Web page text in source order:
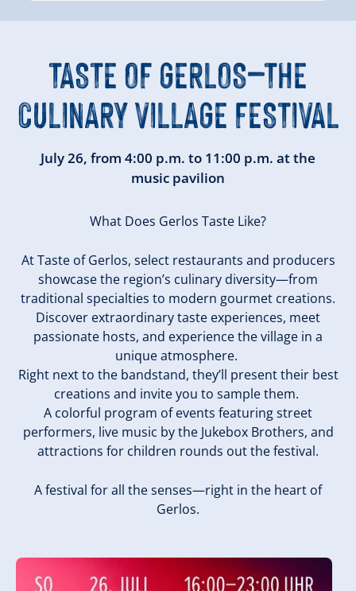
TASTE OF GERLOS—THE
CULINARY VILLAGE FESTIVAL
July 26, from 4:00 p.m. to 11:00 p.m. at the
music pavilion
What Does Gerlos Taste Like?
At Taste of Gerlos, select restaurants and producers
showcase the region’s culinary diversity—from
traditional specialties to modern gourmet creations.
Discover extraordinary taste experiences, meet
passionate hosts, and experience the village in a
unique atmosphere.
Right next to the bandstand, they’ll present their best
creations and invite you to sample them.
A colorful program of events featuring street
performers, live music by the Jukebox Brothers, and
attractions for children rounds out the festival.
A festival for all the senses—right in the heart of
Gerlos.